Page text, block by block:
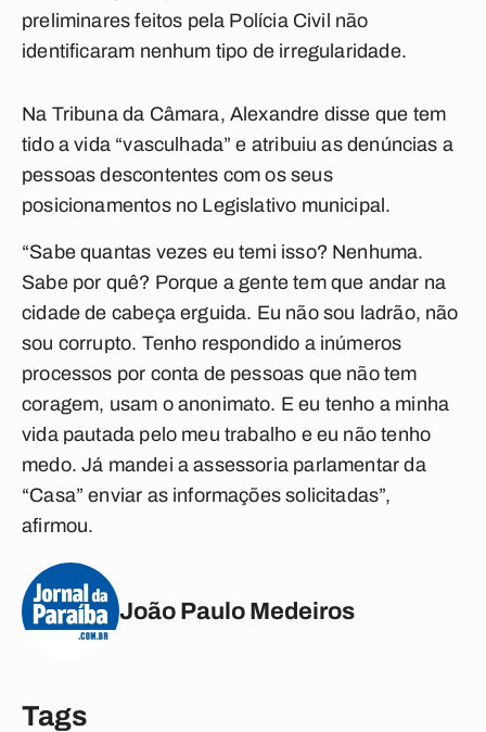
preliminares feitos pela Polícia Civil não
identificaram nenhum tipo de irregularidade.
Na Tribuna da Câmara, Alexandre disse que tem
tido a vida “vasculhada” e atribuiu as denúncias a
pessoas descontentes com os seus
posicionamentos no Legislativo municipal.
“Sabe quantas vezes eu temi isso? Nenhuma.
Sabe por quê? Porque a gente tem que andar na
cidade de cabeça erguida. Eu não sou ladrão, não
sou corrupto. Tenho respondido a inúmeros
processos por conta de pessoas que não tem
coragem, usam o anonimato. E eu tenho a minha
vida pautada pelo meu trabalho e eu não tenho
medo. Já mandei a assessoria parlamentar da
“Casa” enviar as informações solicitadas”,
afirmou.
João Paulo Medeiros
Tags